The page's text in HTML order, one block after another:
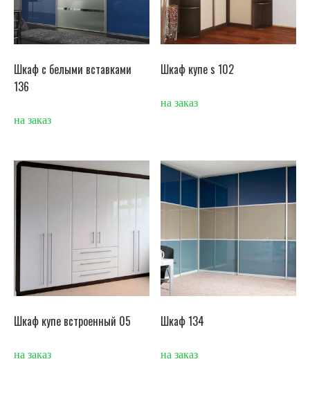
Шкаф с белыми вставками
136
на заказ
Шкаф купе s 102
на заказ
Шкаф купе встроенный 05
на заказ
Шкаф 134
на заказ